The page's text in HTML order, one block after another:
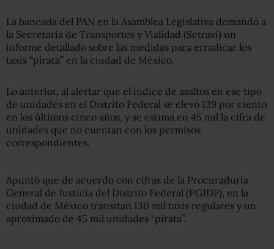
La bancada del PAN en la Asamblea Legislativa demandó a
la Secretaría de Transportes y Vialidad (Setravi) un
informe detallado sobre las medidas para erradicar los
taxis “pirata” en la ciudad de México.
Lo anterior, al alertar que el índice de asaltos en ese tipo
de unidades en el Distrito Federal se elevó 139 por ciento
en los últimos cinco años, y se estima en 45 mil la cifra de
unidades que no cuentan con los permisos
correspondientes.
Apuntó que de acuerdo con cifras de la Procuraduría
General de Justicia del Distrito Federal (PGJDF), en la
ciudad de México transitan 130 mil taxis regulares y un
aproximado de 45 mil unidades “pirata”.